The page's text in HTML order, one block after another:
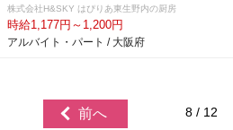
株式会社H&SKY はぴりあ東生野内の厨房
時給1,177円～1,200円
アルバイト・パート / 大阪府
前へ 8 / 12